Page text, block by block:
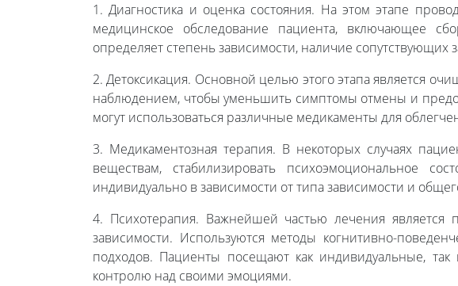
1. Диагностика и оценка состояния. На этом этапе
медицинское обследование пациента, включающее
определяет степень зависимости, наличие
2. Детоксикация. Основной целью этого этапа является
наблюдением, чтобы уменьшить симптомы отмены и
могут использоваться различные медикаменты для
3. Медикаментозная терапия. В некоторых случаях
веществам, стабилизировать психоэмоциональное
индивидуально в зависимости от типа зависимости и
4. Психотерапия. Важнейшей частью лечения является
зависимости. Используются методы когнитивно-
подходов. Пациенты посещают как индивидуальные,
контролю над своими эмоциями.